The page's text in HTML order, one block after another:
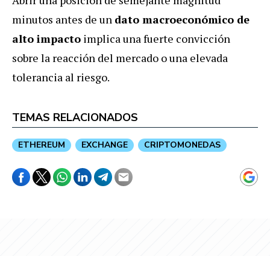
minutos antes de un dato macroeconómico de
alto impacto implica una fuerte convicción
sobre la reacción del mercado o una elevada
tolerancia al riesgo.
TEMAS RELACIONADOS
ETHEREUM EXCHANGE CRIPTOMONEDAS